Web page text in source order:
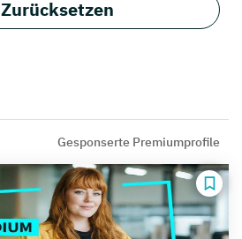
Zurücksetzen
Gesponserte Premiumprofile